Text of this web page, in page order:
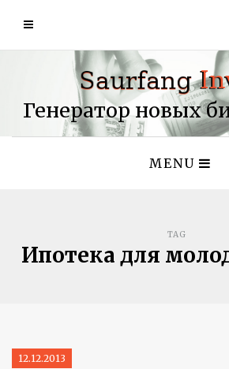
Генератор новых
MENU
TAG
Ипотека для
12.12.2013